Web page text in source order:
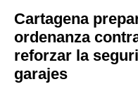
Cartagena
ordenanza
reforzar la
garajes